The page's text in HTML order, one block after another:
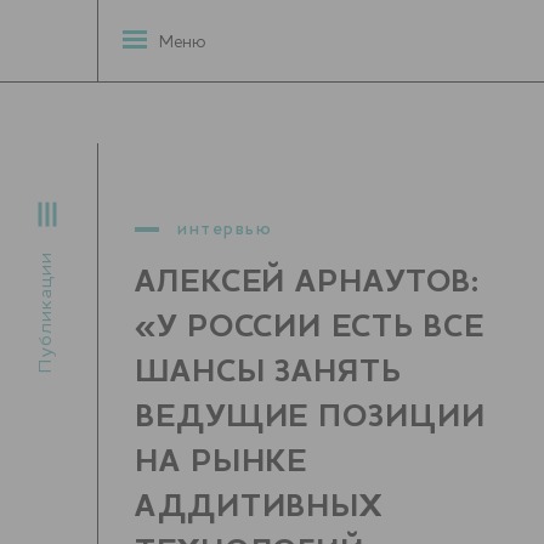
Публикации
Меню
интервью
АЛЕКСЕЙ АРНАУТОВ:
«У РОССИИ ЕСТЬ ВСЕ
ШАНСЫ ЗАНЯТЬ
ВЕДУЩИЕ ПОЗИЦИИ
НА РЫНКЕ
АДДИТИВНЫХ